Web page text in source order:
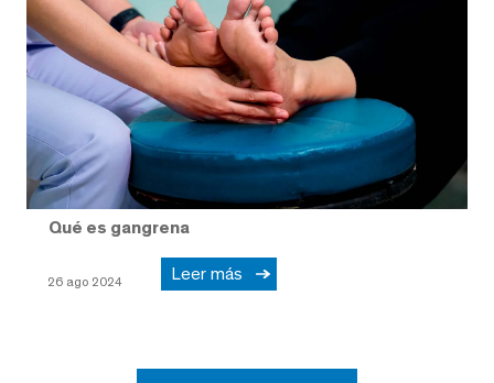
Qué es gangrena
26 ago 2024 Leer más